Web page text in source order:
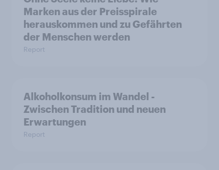
Marken aus der Preisspirale
herauskommen und zu Gefährten
der Menschen werden
Report
Alkoholkonsum im Wandel​ -
Zwischen Tradition und neuen
Erwartungen
Report